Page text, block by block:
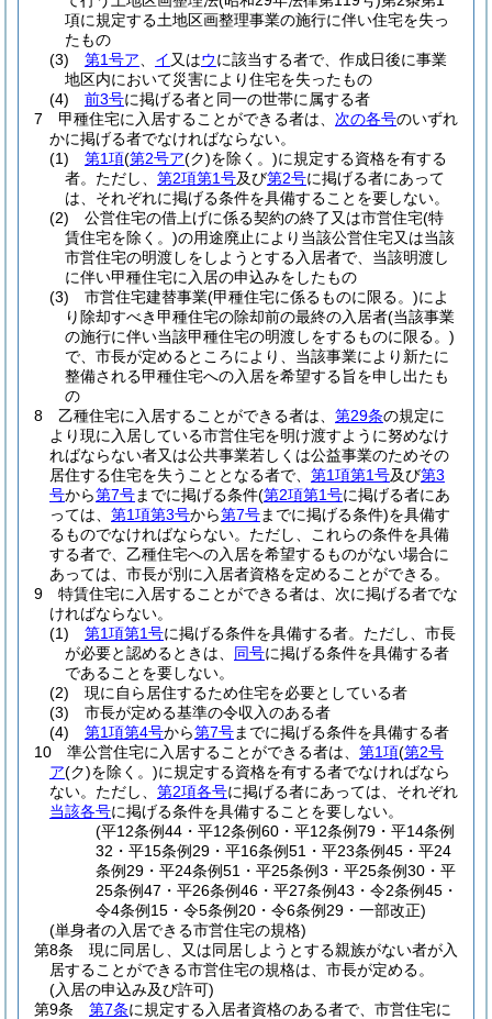
項に規定する土地区画整理事業の施行に伴い住宅を失っ
たもの
(3)
第1号ア イ 又はウに該当する者で、作成日後に事業
地区内において災害により住宅を失ったもの
(4)
前3号に掲げる者と同一の世帯に属する者
7
甲種住宅に入居することができる者は、 次の各号のいずれ
かに掲げる者でなければならない。
(1)
第1項(第2号ア(ク)を除く。)に規定する資格を有する
者。 ただし、 第2項第1号及び第2号に掲げる者にあって
は、それぞれに掲げる条件を具備することを要しない。
(2)
公営住宅の借上げに係る契約の終了又は市営住宅(特
賃住宅を除く。)の用途廃止により当該公営住宅又は当該
市営住宅の明渡しをしようとする入居者で、当該明渡し
に伴い甲種住宅に入居の申込みをしたもの
(3)
市営住宅建替事業(甲種住宅に係るものに限る。)によ
り除却すべき甲種住宅の除却前の最終の入居者(当該事業
の施行に伴い当該甲種住宅の明渡しをするものに限る。)
で、市長が定めるところにより、当該事業により新たに
整備される甲種住宅への入居を希望する旨を申し出たも
の
8
乙種住宅に入居することができる者は、 第29条の規定に
より現に入居している市営住宅を明け渡すように努めなけ
ればならない者又は公共事業若しくは公益事業のためその
居住する住宅を失うこととなる者で、 第1項第1号及び第3
号から第7号までに掲げる条件(第2項第1号に掲げる者にあ
っては、 第1項第3号から第7号までに掲げる条件)を具備す
るものでなければならない。 ただし、これらの条件を具備
する者で、乙種住宅への入居を希望するものがない場合に
あっては、市長が別に入居者資格を定めることができる。
9
特賃住宅に入居することができる者は、次に掲げる者でな
ければならない。
(1)
第1項第1号に掲げる条件を具備する者。 ただし、市長
が必要と認めるときは、 同号に掲げる条件を具備する者
であることを要しない。
(2)
現に自ら居住するため住宅を必要としている者
(3)
市長が定める基準の令収入のある者
(4)
第1項第4号から第7号までに掲げる条件を具備する者
10
準公営住宅に入居することができる者は、 第1項(第2号
ア(ク)を除く。)に規定する資格を有する者でなければなら
ない。 ただし、 第2項各号に掲げる者にあっては、それぞれ
当該各号に掲げる条件を具備することを要しない。
(平12条例44・平12条例60・平12条例79・平14条例
32・平15条例29・平16条例51・平23条例45・平24
条例29・平24条例51・平25条例3・平25条例30・平
25条例47・平26条例46・平27条例43・令2条例45・
令4条例15・令5条例20・令6条例29・一部改正)
(単身者の入居できる市営住宅の規格)
第8条
現に同居し、又は同居しようとする親族がない者が入
居することができる市営住宅の規格は、市長が定める。
(入居の申込み及び許可)
第9条
第7条に規定する入居者資格のある者で、市営住宅に